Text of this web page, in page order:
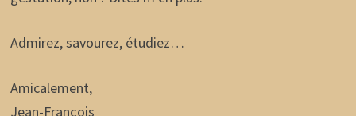
Admirez, savourez, étudiez…
Amicalement,
Jean-François